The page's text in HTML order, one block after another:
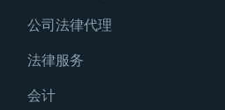
公司法律代理
法律服务
会计